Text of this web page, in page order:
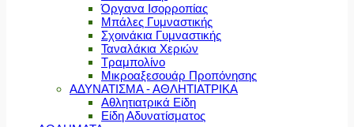
Όργανα Ισορροπίας
Μπάλες Γυμναστικής
Σχοινάκια Γυμναστικής
Ταναλάκια Χεριών
Τραμπολίνο
Μικροαξεσουάρ Προπόνησης
ΑΔΥΝΑΤΙΣΜΑ - ΑΘΛΗΤΙΑΤΡΙΚΑ
Αθλητιατρικά Είδη
Είδη Αδυνατίσματος